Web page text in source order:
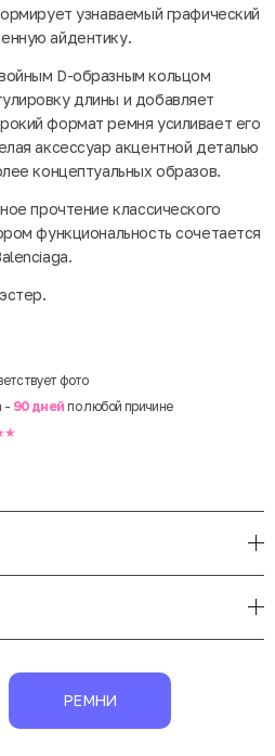
узнаваемый графический
айдентику.
D-образным кольцом
длины и добавляет
формат ремня усиливает его
аксессуар акцентной деталью
концептуальных образов.
прочтение классического
функциональность сочетается
фото
- 90 дней по любой причине
РЕМНИ